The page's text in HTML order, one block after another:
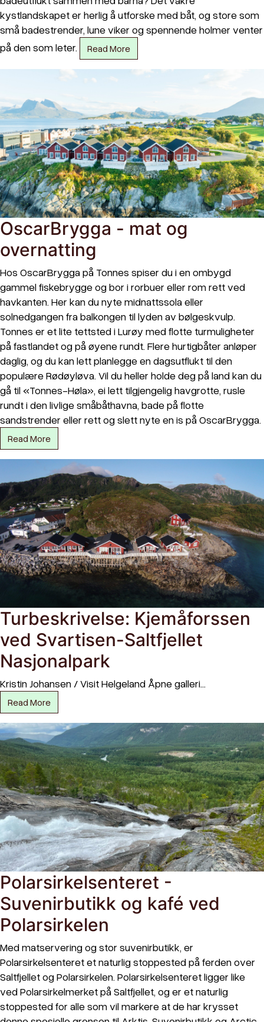
kystlandskapet er herlig å utforske med båt, og store som
små badestrender, lune viker og spennende holmer venter
på den som leter.
Read More
OscarBrygga - mat og
overnatting
Hos OscarBrygga på Tonnes spiser du i en ombygd
gammel fiskebrygge og bor i rorbuer eller rom rett ved
havkanten. Her kan du nyte midnattssola eller
solnedgangen fra balkongen til lyden av bølgeskvulp.
Tonnes er et lite tettsted i Lurøy med flotte turmuligheter
på fastlandet og på øyene rundt. Flere hurtigbåter anløper
daglig, og du kan lett planlegge en dagsutflukt til den
populære Rødøyløva. Vil du heller holde deg på land kan du
gå til «Tonnes-Høla», ei lett tilgjengelig havgrotte, rusle
rundt i den livlige småbåthavna, bade på flotte
sandstrender eller rett og slett nyte en is på OscarBrygga.
Read More
Turbeskrivelse: Kjemåforssen
ved Svartisen-Saltfjellet
Nasjonalpark
Kristin Johansen / Visit Helgeland Åpne galleri…
Read More
Polarsirkelsenteret -
Suvenirbutikk og kafé ved
Polarsirkelen
Med matservering og stor suvenirbutikk, er
Polarsirkelsenteret et naturlig stoppested på ferden over
Saltfjellet og Polarsirkelen. Polarsirkelsenteret ligger like
ved Polarsirkelmerket på Saltfjellet, og er et naturlig
stoppested for alle som vil markere at de har krysset